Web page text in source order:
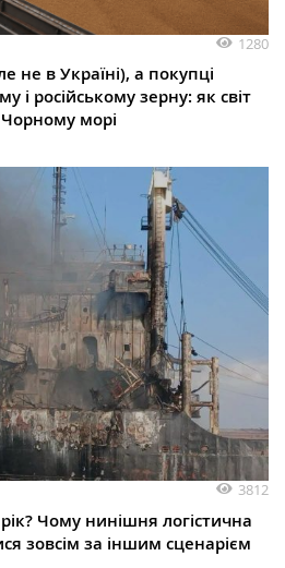
1280
в Україні), а покупці
і російському зерну: як світ
морі
3812
Чому нинішня логістична
зовсім за іншим сценарієм